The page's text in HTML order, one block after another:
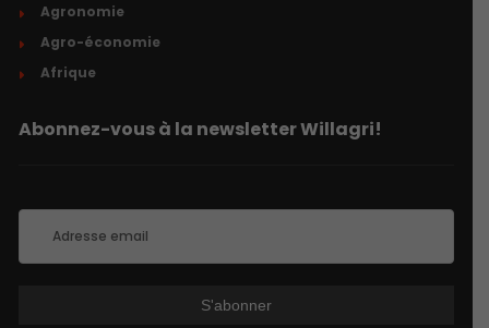
Agronomie
Agro-économie
Afrique
Abonnez-vous à la newsletter Willagri!